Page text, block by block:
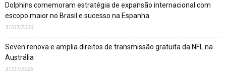
Dolphins comemoram estratégia de expansão internacional com
escopo maior no Brasil e sucesso na Espanha
31/07/2026
Seven renova e amplia direitos de transmissão gratuita da NFL na
Austrália
31/07/2026